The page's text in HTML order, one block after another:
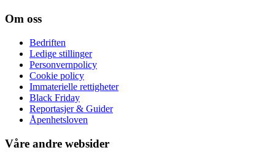
Om oss
Bedriften
Ledige stillinger
Personvernpolicy
Cookie policy
Immaterielle rettigheter
Black Friday
Reportasjer & Guider
Åpenhetsloven
Våre andre websider